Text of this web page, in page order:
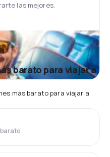
las mejores.
barato para viajar a
más barato para viajar a
barato